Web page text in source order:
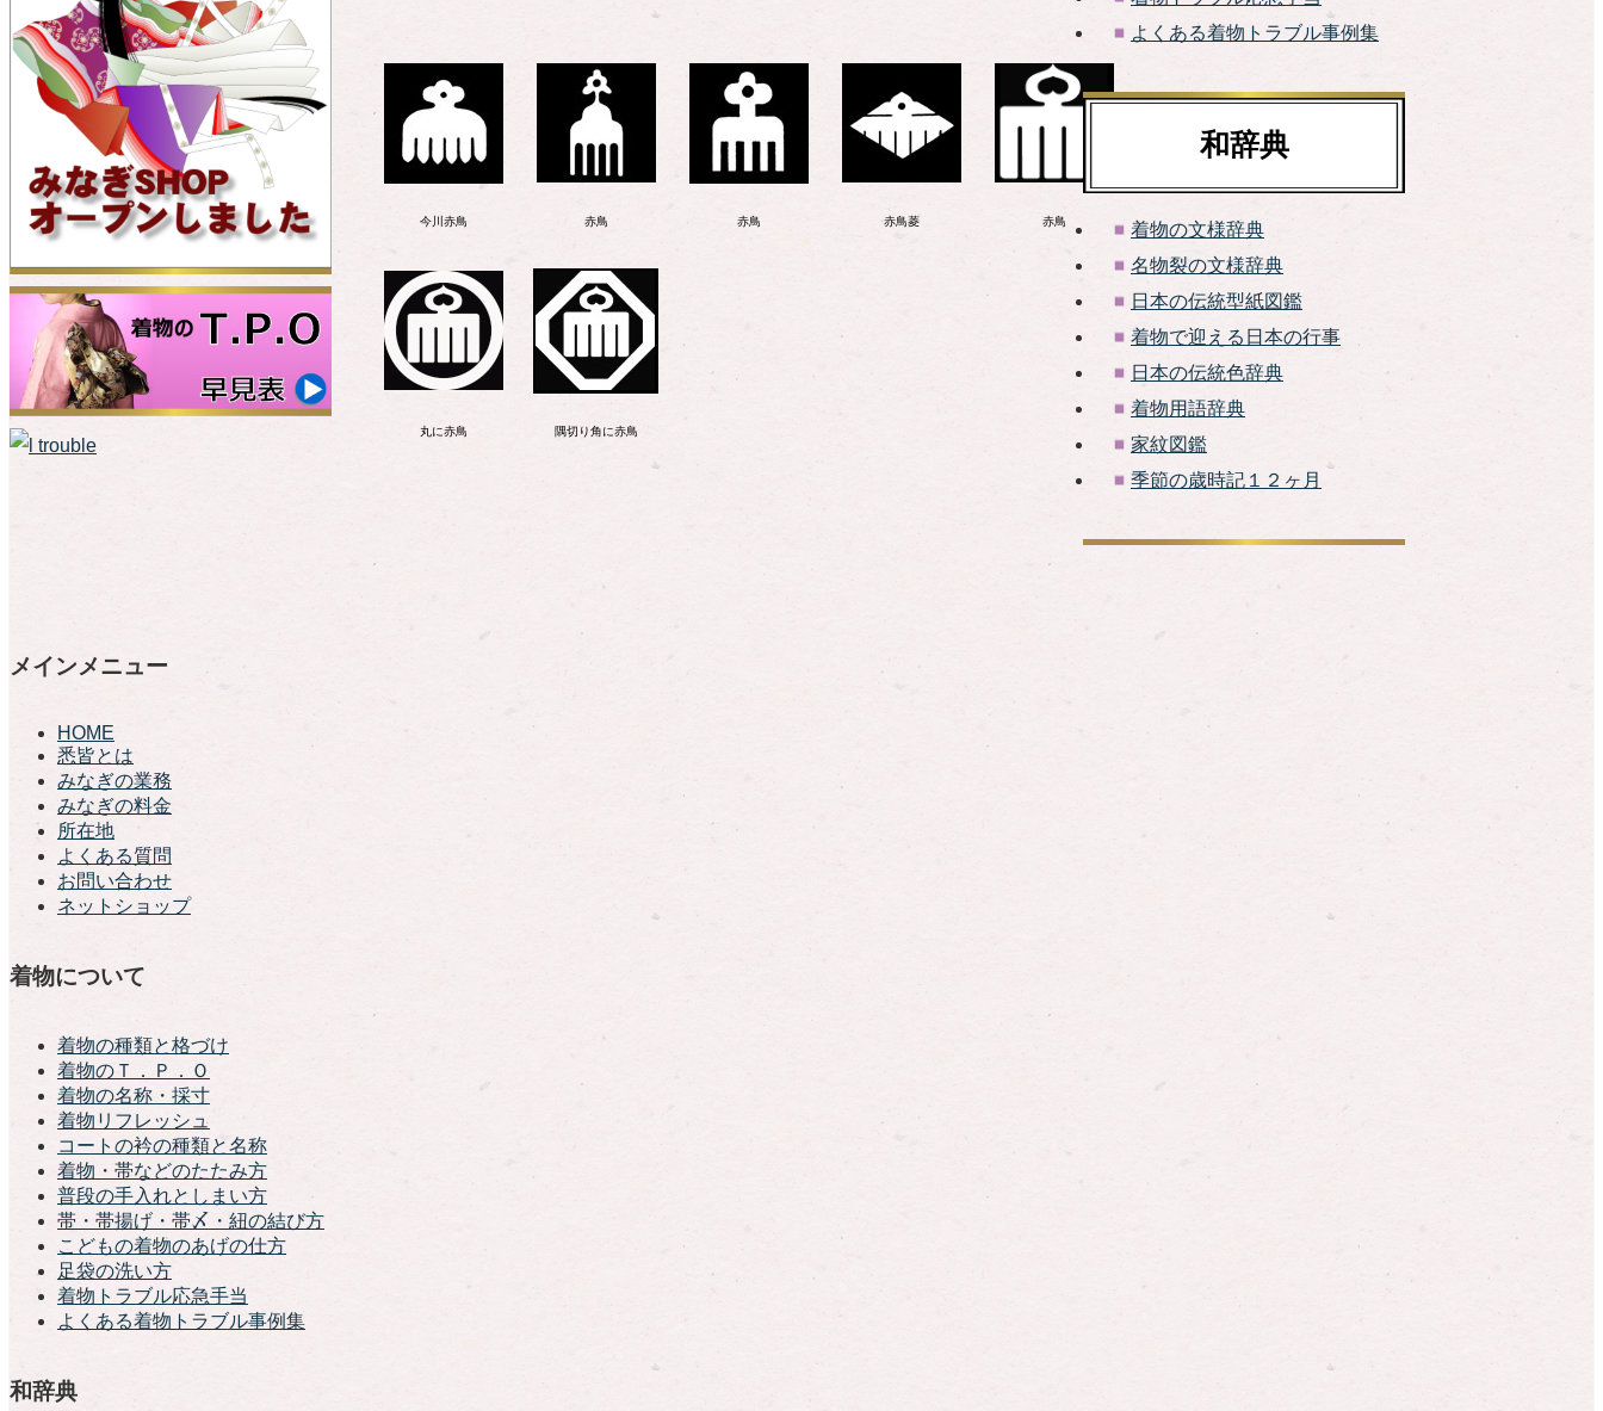
今川赤鳥 赤鳥 赤鳥 赤鳥菱 赤鳥
丸に赤鳥 隅切り角に赤鳥
よくある着物トラブル事例集
和辞典
着物の文様辞典
名物裂の文様辞典
日本の伝統型紙図鑑
着物で迎える日本の行事
日本の伝統色辞典
着物用語辞典
家紋図鑑
季節の歳時記１２ヶ月
メインメニュー
HOME
悉皆とは
みなぎの業務
みなぎの料金
所在地
よくある質問
お問い合わせ
ネットショップ
着物について
着物の種類と格づけ
着物のＴ．Ｐ．Ｏ
着物の名称・採寸
着物リフレッシュ
コートの衿の種類と名称
着物・帯などのたたみ方
普段の手入れとしまい方
帯・帯揚げ・帯〆・紐の結び方
こどもの着物のあげの仕方
足袋の洗い方
着物トラブル応急手当
よくある着物トラブル事例集
和辞典